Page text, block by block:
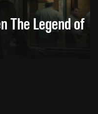
The Legend of